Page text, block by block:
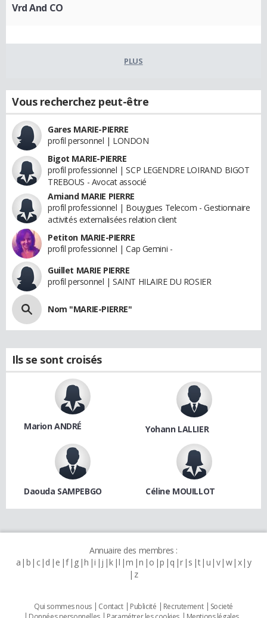
Vrd And CO
PLUS
Vous recherchez peut-être
Gares MARIE-PIERRE
profil personnel | LONDON
Bigot MARIE-PIERRE
profil professionnel | SCP LEGENDRE LOIRAND BIGOT
TREBOUS - Avocat associé
Amiand MARIE PIERRE
profil professionnel | Bouygues Telecom - Gestionnaire
activités externalisées relation client
Petiton MARIE-PIERRE
profil professionnel | Cap Gemini -
Guillet MARIE PIERRE
profil personnel | SAINT HILAIRE DU ROSIER
Nom "MARIE-PIERRE"
Ils se sont croisés
Marion ANDRÉ Yohann LALLIER
Daouda SAMPEBGO Céline MOUILLOT
Annuaire des membres :
a b c d e f g h i j k l m n o p q r s t u v w x y
z
Qui sommes nous Contact Publicité Recrutement
Societé